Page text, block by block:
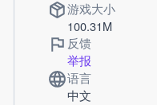
游戏大小
100.31M
反馈
举报
语言
中文